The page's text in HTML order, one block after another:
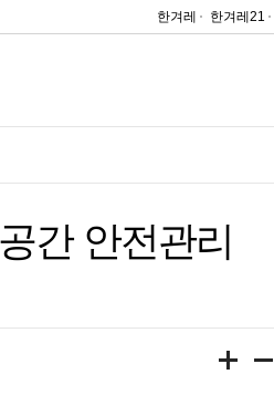
한겨레 한겨레21
간 안전관리